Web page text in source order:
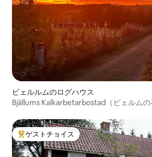
ビェルルムのログハウス
Bjällums Kalkarbetarbostad（ビェルムの
大好評のゲストチョイスです。
ゲストチョイス